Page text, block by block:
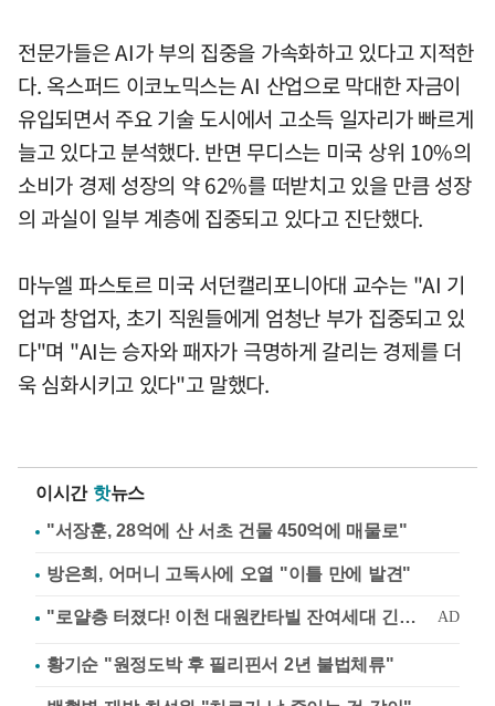
전문가들은 AI가 부의 집중을 가속화하고 있다고 지적한
다. 옥스퍼드 이코노믹스는 AI 산업으로 막대한 자금이
유입되면서 주요 기술 도시에서 고소득 일자리가 빠르게
늘고 있다고 분석했다. 반면 무디스는 미국 상위 10%의
소비가 경제 성장의 약 62%를 떠받치고 있을 만큼 성장
의 과실이 일부 계층에 집중되고 있다고 진단했다.
마누엘 파스토르 미국 서던캘리포니아대 교수는 "AI 기
업과 창업자, 초기 직원들에게 엄청난 부가 집중되고 있
다"며 "AI는 승자와 패자가 극명하게 갈리는 경제를 더
욱 심화시키고 있다"고 말했다.
이시간 핫뉴스
"서장훈, 28억에 산 서초 건물 450억에 매물로"
방은희, 어머니 고독사에 오열 "이틀 만에 발견"
황기순 "원정도박 후 필리핀서 2년 불법체류"